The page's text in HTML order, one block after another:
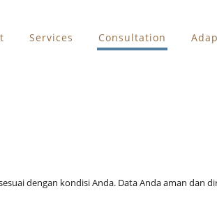
Services Consultation
dengan kondisi Anda. Data Anda aman dan